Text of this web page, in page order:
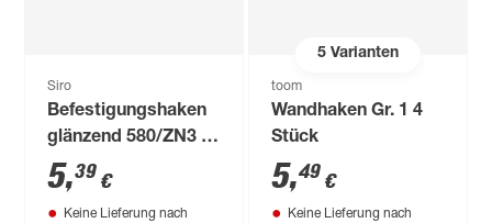
Siro
Befestigungshaken
glänzend 580/ZN3 2-
fach horizontal
5,39 €
Keine Lieferung nach
5Varianten
toom
Wandhaken Gr. 1 4
Stück
5,49 €
Keine Lieferung nach